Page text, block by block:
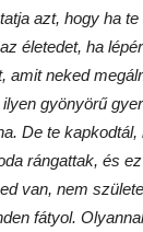
azt, hogy ha
életedet, ha
amit neked
gyönyörű
De te
rángattak, és
van, nem
fátyol.